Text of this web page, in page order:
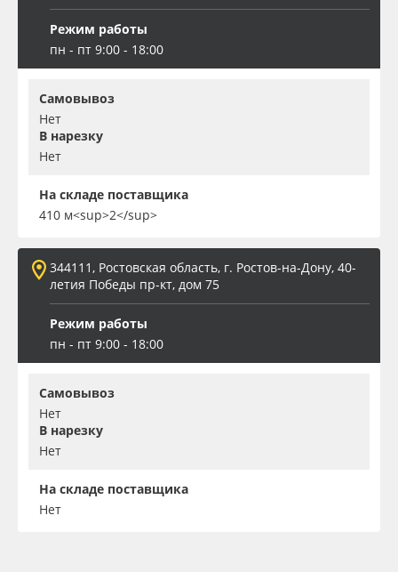
Режим работы
пн - пт 9:00 - 18:00
Самовывоз
Нет
В нарезку
Нет
На складе поставщика
410 м<sup>2</sup>
344111, Ростовская область, г. Ростов-на-Дону, 40-
летия Победы пр-кт, дом 75
Режим работы
пн - пт 9:00 - 18:00
Самовывоз
Нет
В нарезку
Нет
На складе поставщика
Нет